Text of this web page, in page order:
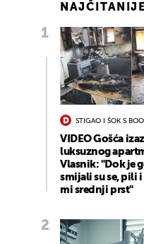
NAJČITANIJE
STIGAO I ŠOK S
VIDEO Gošća
luksuznog
Vlasnik: "Dok je
smijali su se, pili
mi srednji prst"